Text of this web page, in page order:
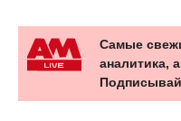
Самые
аналитика,